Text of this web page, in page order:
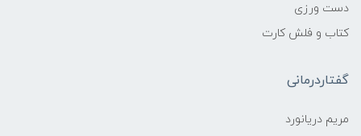
دست ورزی
کتاب و فلش کارت
گفتاردرمانی
مریم دریانورد